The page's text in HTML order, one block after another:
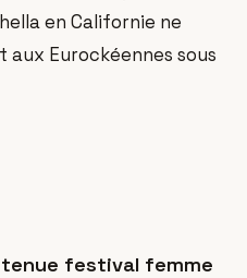
en Californie ne
Eurockéennes sous
tenue festival femme